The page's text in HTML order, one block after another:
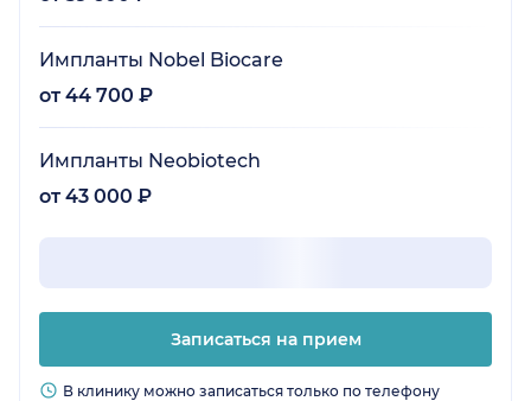
Импланты Nobel Biocare
от 44 700 ₽
Импланты Neobiotech
от 43 000 ₽
Записаться на прием
В клинику можно записаться только по телефону